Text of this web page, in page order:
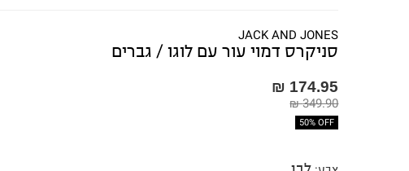
JACK AND JONES
סניקרס דמוי עור עם לוגו / גברים
174.95 ₪
349.90 ₪
50% OFF